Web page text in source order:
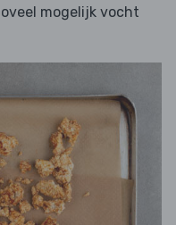
mogelijk vocht